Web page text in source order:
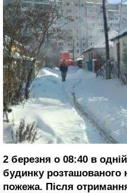
2 березня о 08:40 в
будинку розташованого
пожежа. Після